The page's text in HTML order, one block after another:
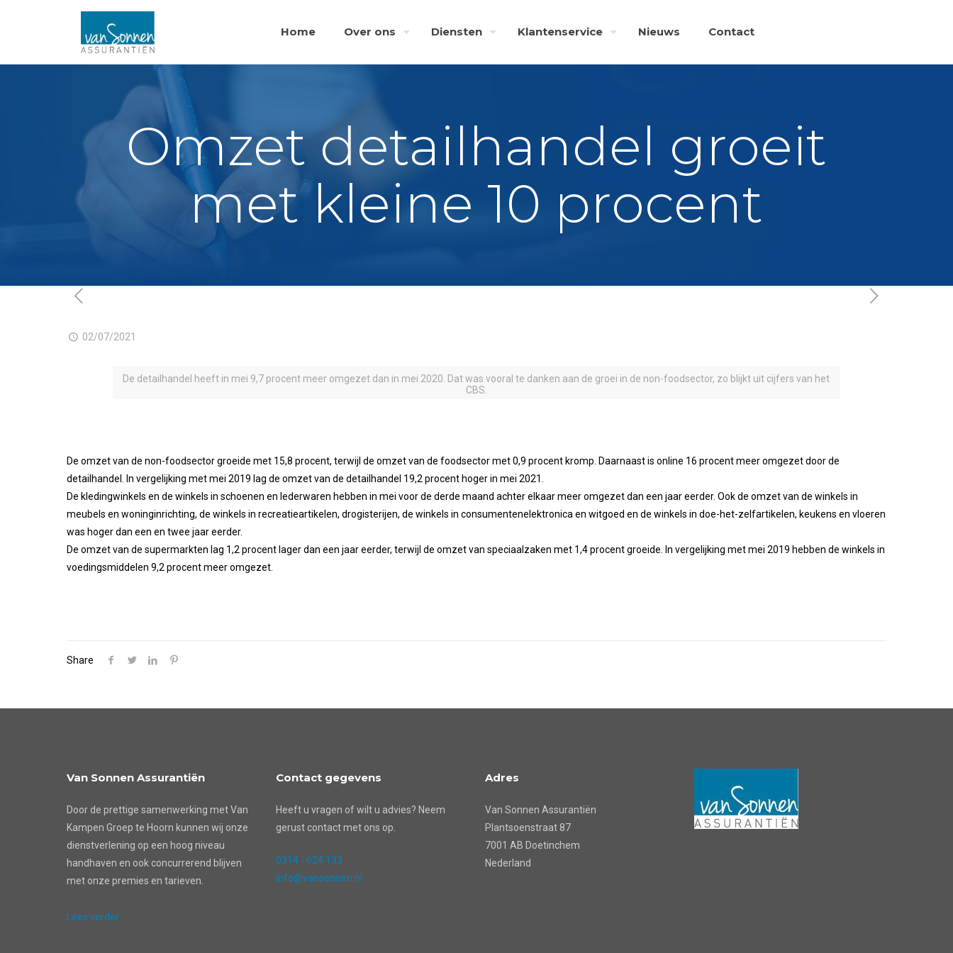
Home Over ons Diensten Klantenservice Nieuws Contact
Omzet detailhandel groeit
met kleine 10 procent
02/07/2021
De detailhandel heeft in mei 9,7 procent meer omgezet dan in mei 2020. Dat was vooral te danken aan de groei in de non-foodsector, zo blijkt uit cijfers van het
CBS.
De omzet van de non-foodsector groeide met 15,8 procent, terwijl de omzet van de foodsector met 0,9 procent kromp. Daarnaast is online 16 procent meer omgezet door de
detailhandel. In vergelijking met mei 2019 lag de omzet van de detailhandel 19,2 procent hoger in mei 2021.
De kledingwinkels en de winkels in schoenen en lederwaren hebben in mei voor de derde maand achter elkaar meer omgezet dan een jaar eerder. Ook de omzet van de winkels in
meubels en woninginrichting, de winkels in recreatieartikelen, drogisterijen, de winkels in consumentenelektronica en witgoed en de winkels in doe-het-zelfartikelen, keukens en vloeren
was hoger dan een en twee jaar eerder.
De omzet van de supermarkten lag 1,2 procent lager dan een jaar eerder, terwijl de omzet van speciaalzaken met 1,4 procent groeide. In vergelijking met mei 2019 hebben de winkels in
voedingsmiddelen 9,2 procent meer omgezet.
Share
Van Sonnen Assurantiën
Door de prettige samenwerking met Van
Kampen Groep te Hoorn kunnen wij onze
dienstverlening op een hoog niveau
handhaven en ook concurrerend blijven
met onze premies en tarieven.
Lees verder
Contact gegevens
Heeft u vragen of wilt u advies? Neem
gerust contact met ons op.
0314 - 624 133
info@vansonnen.nl
Adres
Van Sonnen Assurantiën
Plantsoenstraat 87
7001 AB Doetinchem
Nederland